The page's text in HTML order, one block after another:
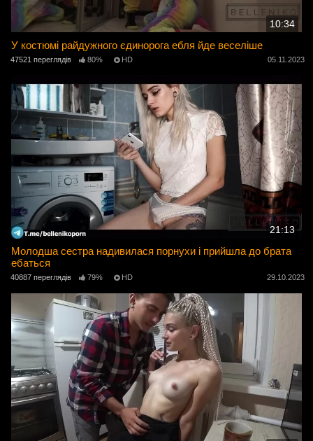
10:34
У костюмі райдужного єдинорога ебля йде веселіше
47521 переглядів 80% HD 05.11.2023
21:13
Молодша сестра надивилася порнухи і прийшла до брата
ебаться
40887 переглядів 79% HD 29.10.2023